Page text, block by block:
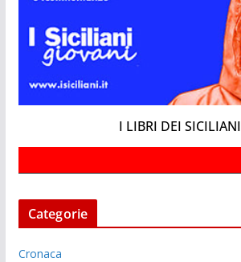
I LIBRI DEI SICILIANI
Categorie
Cronaca